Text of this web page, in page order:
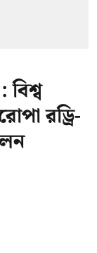
রড্রি-